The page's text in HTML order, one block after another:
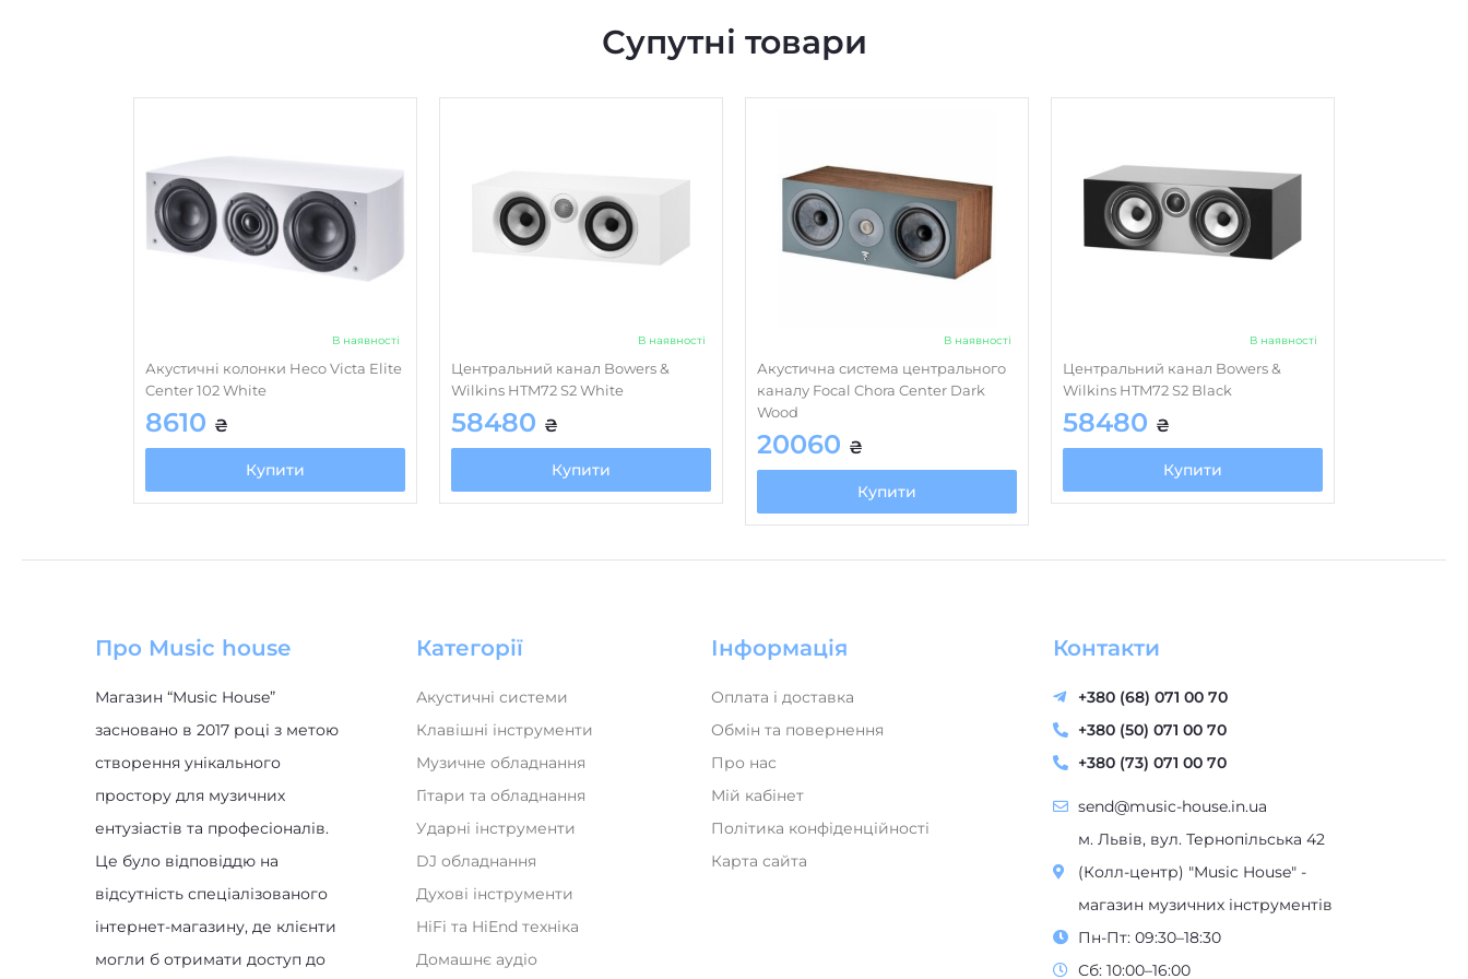
Пиловологозахищений корпус
Підсилювач немає
Регулювання високих частот немає
Регулювання низьких частот немає
RCA немає
Цифровий коаксіальний немає
Установка
Чутливість, дБ/Вт/м
в колонках
Функція Power Bank
Супутні товари
В наявності
Акустичні колонки Heco Victa Elite
Center 102 White
8610 ₴
Купити
В наявності
Центральний канал Bowers &
Wilkins HTM72 S2 White
58480 ₴
Купити
В наявності
Акустична система центрального
каналу Focal Chora Center Dark
Wood
20060 ₴
Купити
В наявності
Центральний канал Bowers &
Wilkins HTM72 S2 Black
58480 ₴
Купити
Про Music house
Магазин “Music House”
засновано в 2017 році з метою
створення унікального
простору для музичних
ентузіастів та професіоналів.
Це було відповіддю на
відсутність спеціалізованого
інтернет-магазину, де клієнти
могли б отримати доступ до
Категорії
Акустичні системи
Клавішні інструменти
Музичне обладнання
Гітари та обладнання
Ударні інструменти
DJ обладнання
Духові інструменти
HiFi та HiEnd техніка
Домашнє аудіо
Інформація
Оплата і доставка
Обмін та повернення
Про нас
Мій кабінет
Політика конфіденційності
Карта сайта
Контакти
+380 (68) 071 00 70
+380 (50) 071 00 70
+380 (73) 071 00 70
send@music-house.in.ua
м. Львів, вул. Тернопільська 42
(Колл-центр) "Music House" -
магазин музичних інструментів
Пн-Пт: 09:30–18:30
Сб: 10:00–16:00